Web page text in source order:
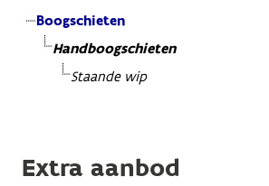
Boogschieten
Handboogschieten
Staande wip
Extra aanbod